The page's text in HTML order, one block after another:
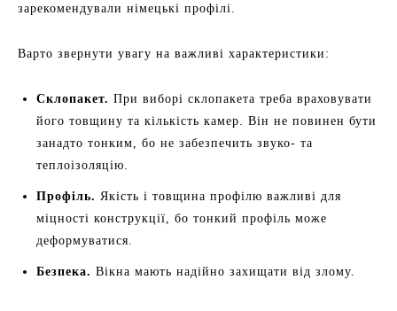
зарекомендували німецькі профілі.
Варто звернути увагу на важливі характеристики:
Склопакет. При виборі склопакета треба враховувати
його товщину та кількість камер. Він не повинен бути
занадто тонким, бо не забезпечить звуко- та
теплоізоляцію.
Профіль. Якість і товщина профілю важливі для
міцності конструкції, бо тонкий профіль може
деформуватися.
Безпека. Вікна мають надійно захищати від злому.